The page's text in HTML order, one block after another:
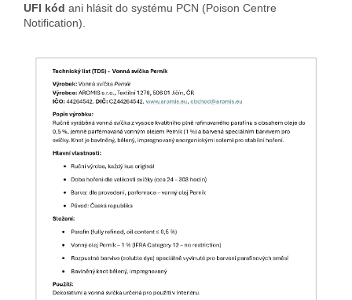
UFI kód ani hlásit do systému PCN (Poison Centre
Notification).